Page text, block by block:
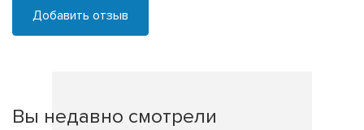
Добавить отзыв
Вы недавно смотрели